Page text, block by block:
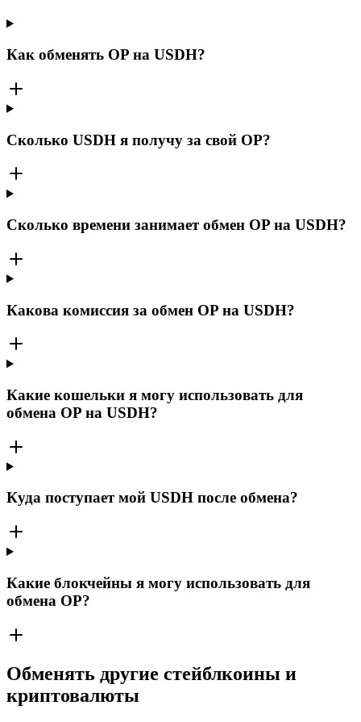
Как обменять OP на USDH?
Сколько USDH я получу за свой OP?
Сколько времени занимает обмен OP на USDH?
Какова комиссия за обмен OP на USDH?
Какие кошельки я могу использовать для
обмена OP на USDH?
Куда поступает мой USDH после обмена?
Какие блокчейны я могу использовать для
обмена OP?
Обменять другие стейблкоины и
криптовалюты